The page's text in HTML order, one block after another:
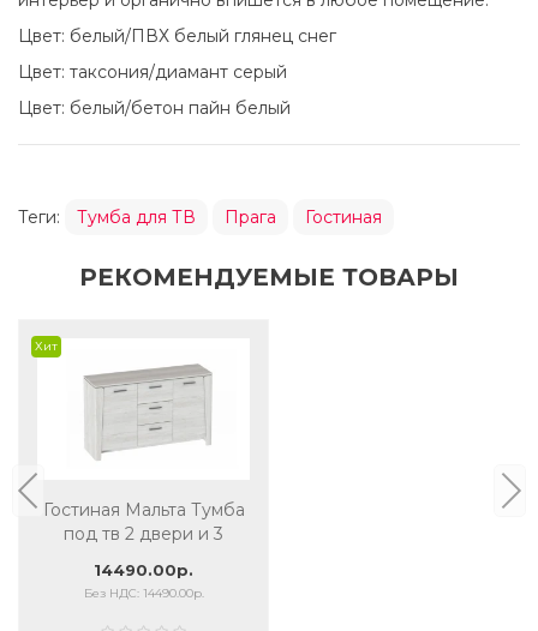
Цвет: белый/ПВХ белый глянец снег
Цвет: таксония/диамант серый
Цвет: белый/бетон пайн белый
Теги: Тумба для ТВ Прага Гостиная
РЕКОМЕНДУЕМЫЕ ТОВАРЫ
Хит
Гостиная Мальта Тумба
под тв 2 двери и 3
14490.00р.
Без НДС: 14490.00р.